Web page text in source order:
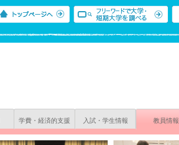
学費・経済的支援 入試・学生情報 教員情報